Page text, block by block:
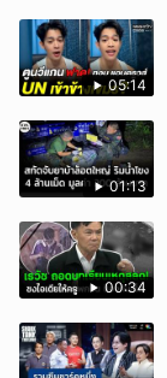
05:14
01:13
00:34